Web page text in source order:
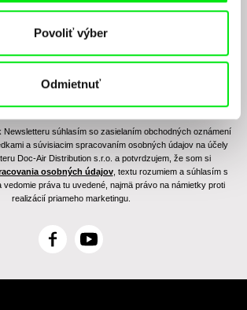
Povoliť výber
Odmietnuť
Newsletteru súhlasím so zasielaním obchodných oznámení
a súvisiacim spracovaním osobných údajov na účely
Doc-Air Distribution s.r.o. a potvrdzujem, že som si
osobných údajov, textu rozumiem a súhlasím s
vedomie práva tu uvedené, najmä právo na námietky proti
realizácií priameho marketingu.
F
c
Y
u